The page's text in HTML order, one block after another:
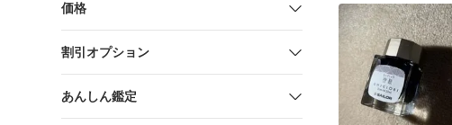
価格
割引オプション
あんしん鑑定